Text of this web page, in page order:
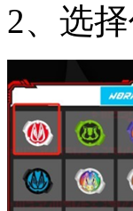
2、选